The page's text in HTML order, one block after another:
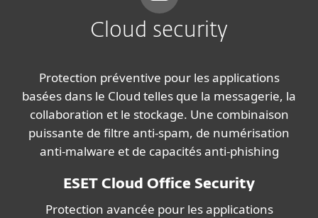
Cloud security
Protection préventive pour les applications
basées dans le Cloud telles que la messagerie, la
collaboration et le stockage. Une combinaison
puissante de filtre anti-spam, de numérisation
anti-malware et de capacités anti-phishing
ESET Cloud Office Security
Protection avancée pour les applications